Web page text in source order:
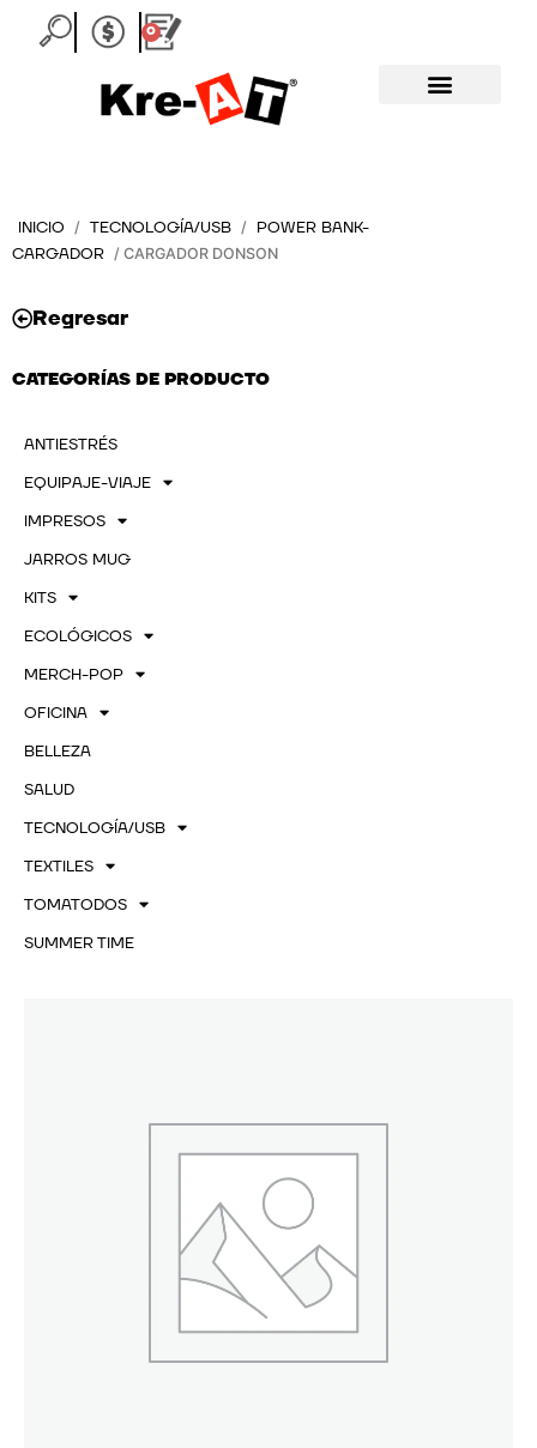
0
Carrito
INICIO / TECNOLOGÍA/USB /
POWER BANK-
CARGADOR / CARGADOR DONSON
Regresar
CATEGORÍAS DE PRODUCTO
ANTIESTRÉS
EQUIPAJE-VIAJE
IMPRESOS
JARROS MUG
KITS
ECOLÓGICOS
MERCH-POP
OFICINA
BELLEZA
SALUD
TECNOLOGÍA/USB
TEXTILES
TOMATODOS
SUMMER TIME